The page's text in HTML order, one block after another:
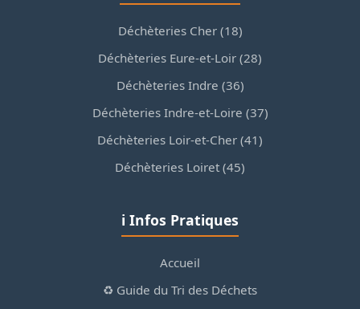
Déchèteries Cher (18)
Déchèteries Eure-et-Loir (28)
Déchèteries Indre (36)
Déchèteries Indre-et-Loire (37)
Déchèteries Loir-et-Cher (41)
Déchèteries Loiret (45)
ℹ️ Infos Pratiques
Accueil
♻️ Guide du Tri des Déchets